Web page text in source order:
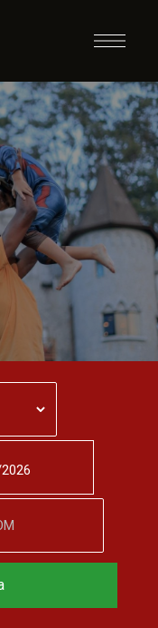
5
viver
junho